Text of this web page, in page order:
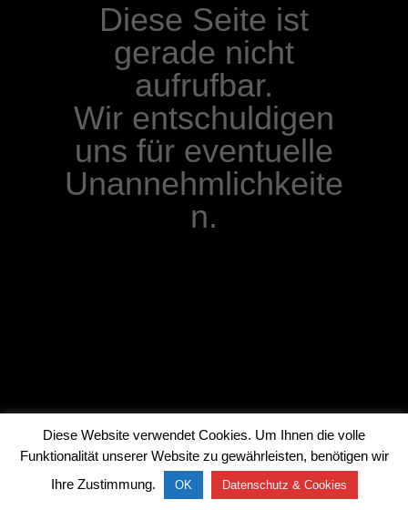
Diese Seite ist
gerade nicht
aufrufbar.
Wir entschuldigen
uns für eventuelle
Unannehmlichkeite
n.
Diese Website verwendet Cookies. Um Ihnen die volle
Funktionalität unserer Website zu gewährleisten, benötigen wir
Ihre Zustimmung.
OK Datenschutz & Cookies